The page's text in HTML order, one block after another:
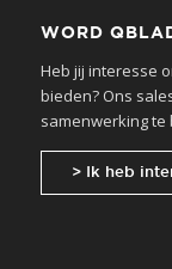
WORD
Heb jij interesse
bieden? Ons
samenwerking te
> Ik heb